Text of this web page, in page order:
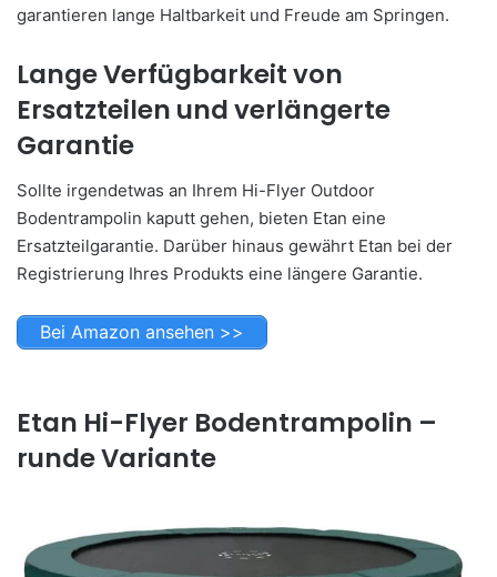
garantieren lange Haltbarkeit und Freude am Springen.
Lange Verfügbarkeit von
Ersatzteilen und verlängerte
Garantie
Sollte irgendetwas an Ihrem Hi-Flyer Outdoor
Bodentrampolin kaputt gehen, bieten Etan eine
Ersatzteilgarantie. Darüber hinaus gewährt Etan bei der
Registrierung Ihres Produkts eine längere Garantie.
Bei Amazon ansehen >>
Etan Hi-Flyer Bodentrampolin –
runde Variante